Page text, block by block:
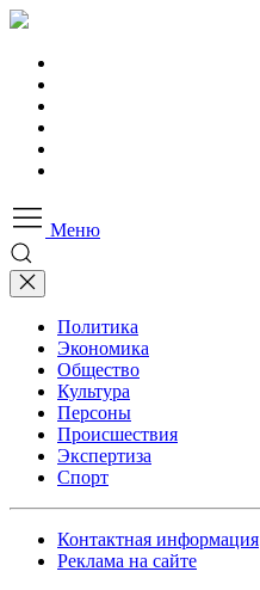
Меню
Политика
Экономика
Общество
Культура
Персоны
Происшествия
Экспертиза
Спорт
Контактная информация
Реклама на сайте